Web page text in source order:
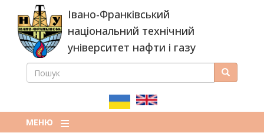
основного
вмісту
Івано-Франківський
національний технічний
університет нафти і газу
ПОШУКОВА
ПОШУК Пошук
МЕНЮ